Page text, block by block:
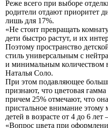
Реже всего при выборе
родители отдают приоритет
лишь для 17%.
«Не стоит превращать
дети быстро растут, и их
Поэтому пространство
стиль универсальным с
и минимальным количеством
Наталья Соло.
При этом подавляющее
признают, что цветовая гамма
причем 25% отмечают, что
пристальное внимание этому
детей в возрасте от 4 до 6 лет
«Вопрос цвета при